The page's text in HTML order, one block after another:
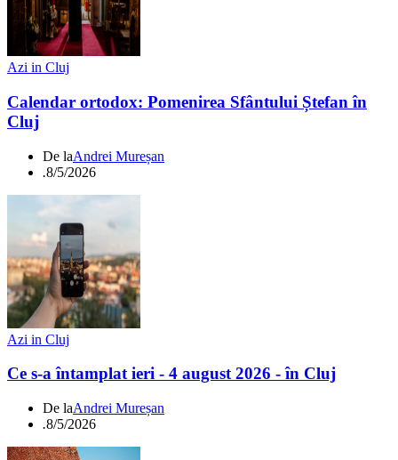
Azi in Cluj
Calendar ortodox: Pomenirea Sfântului Ștefan în
Cluj
De laAndrei Mureșan
.8/5/2026
Azi in Cluj
Ce s-a întamplat ieri - 4 august 2026 - în Cluj
De laAndrei Mureșan
.8/5/2026